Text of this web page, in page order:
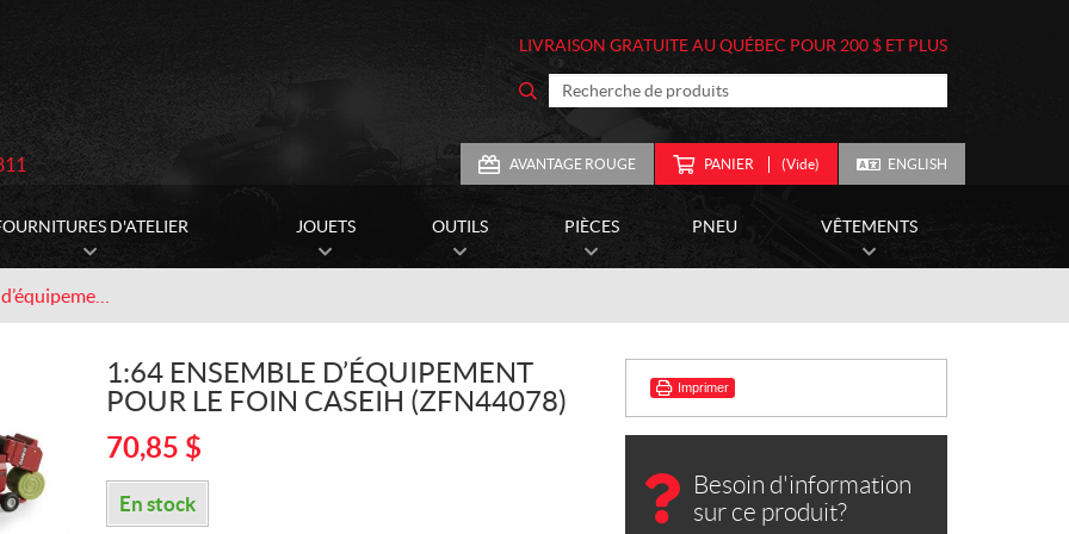
LIVRAISON GRATUITE AU QUÉBEC POUR 200 $ ET PLUS
AVANTAGE ROUGE PANIER (Vide) ENGLISH
D'ATELIER JOUETS OUTILS PIÈCES PNEU VÊTEMENTS
1:64 ENSEMBLE D’ÉQUIPEMENT
POUR LE FOIN CASEIH (ZFN44078)
70,85 $
En stock
Imprimer
Besoin d'information
sur ce produit?